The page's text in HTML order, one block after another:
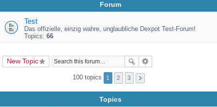
Forum
Test
Das offizielle, einzig wahre, unglaubliche Dexpot Test-Forum!
Topics: 66
New Topic
100 topics 1 2 3
Topics